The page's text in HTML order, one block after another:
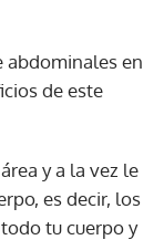
abdominales en
de este
y a la vez le
es decir, los
tu cuerpo y